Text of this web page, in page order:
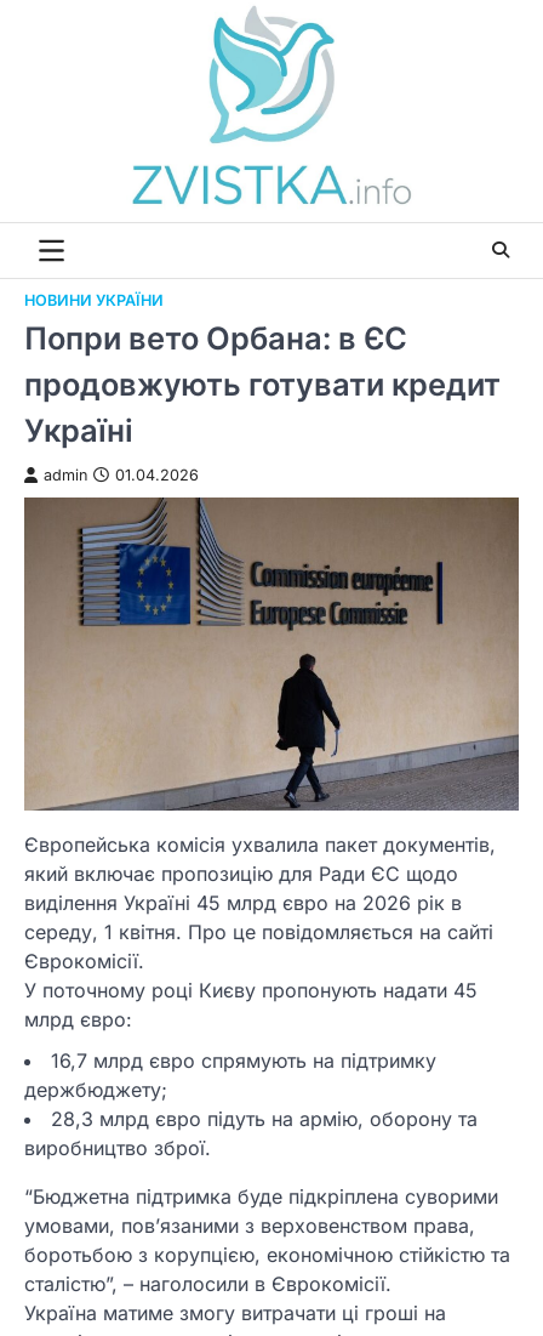
НОВИНИ УКРАЇНИ
Попри вето Орбана: в ЄС
продовжують готувати кредит
Україні
admin 01.04.2026
Європейська комісія ухвалила пакет документів,
який включає пропозицію для Ради ЄС щодо
виділення Україні 45 млрд євро на 2026 рік в
середу, 1 квітня. Про це повідомляється на сайті
Єврокомісії.
У поточному році Києву пропонують надати 45
млрд євро:
16,7 млрд євро спрямують на підтримку
держбюджету;
28,3 млрд євро підуть на армію, оборону та
виробництво зброї.
“Бюджетна підтримка буде підкріплена суворими
умовами, пов’язаними з верховенством права,
боротьбою з корупцією, економічною стійкістю та
сталістю”, – наголосили в Єврокомісії.
Україна матиме змогу витрачати ці гроші на